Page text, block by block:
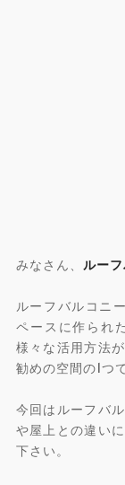
みなさん、 ルー
ルーフバルコニ
ペースに作られ
様々な活用方法
勧めの空間の1つ
今回はルーフバ
や屋上との違い
下さい。